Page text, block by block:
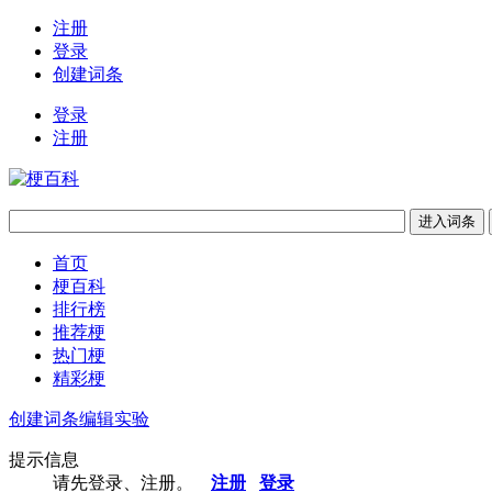
注册
登录
创建词条
登录
注册
首页
梗百科
排行榜
推荐梗
热门梗
精彩梗
创建词条编辑实验
提示信息
请先登录、注册。 注册 登录